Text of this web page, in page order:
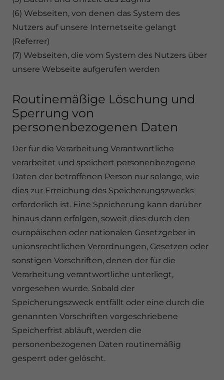
(6) Webseiten, von denen das System des
Nutzers auf unsere Internetseite gelangt
(Referrer)
(7) Webseiten, die vom System des Nutzers über
unsere Webseite aufgerufen werden
Routinemäßige Löschung und
Sperrung von
personenbezogenen Daten
Der für die Verarbeitung Verantwortliche
verarbeitet und speichert personenbezogene
Daten der betroffenen Person nur solange, wie
dies zur Erreichung des Speicherungszwecks
erforderlich ist. Eine Speicherung kann darüber
hinaus dann erfolgen, soweit dies durch den
europäischen oder nationalen Gesetzgeber in
unionsrechtlichen Verordnungen, Gesetzen oder
sonstigen Vorschriften, denen der für die
Verarbeitung verantwortliche unterliegt,
vorgesehen wurde. Sobald der
Speicherungszweck entfällt oder eine durch die
genannten Vorschriften vorgeschriebene
Speicherfrist abläuft, werden die
personenbezogenen Daten routinemäßig
gesperrt oder gelöscht.